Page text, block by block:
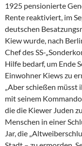
1925 pensionierte
Rente reaktiviert, im
deutschen
Kiew wurde, nach
Chef des SS-
Hilfe bedarf, um Ende
Einwohner Kiews zu
„Aber schießen müsst
mit seinem
die die Kiewer Juden
Menschen in einer
Jar, die